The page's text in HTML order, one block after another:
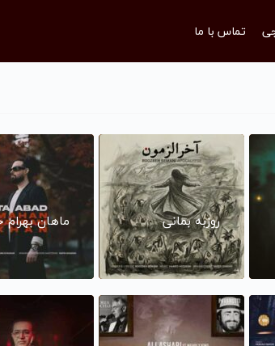
تماس با ما
روزبه بمانی ماهان بهرام